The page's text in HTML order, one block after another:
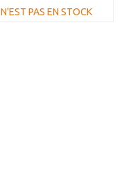
N'EST PAS EN STOCK